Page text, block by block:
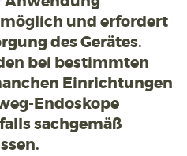
und erfordert
des Gerätes.
bei bestimmten
Einrichtungen
Endoskope
sachgemäß